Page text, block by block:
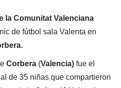
la Comunitat Valenciana
de fútbol sala Valenta en
Corbera(Valencia)fue el
de 35 niñas que compartieron